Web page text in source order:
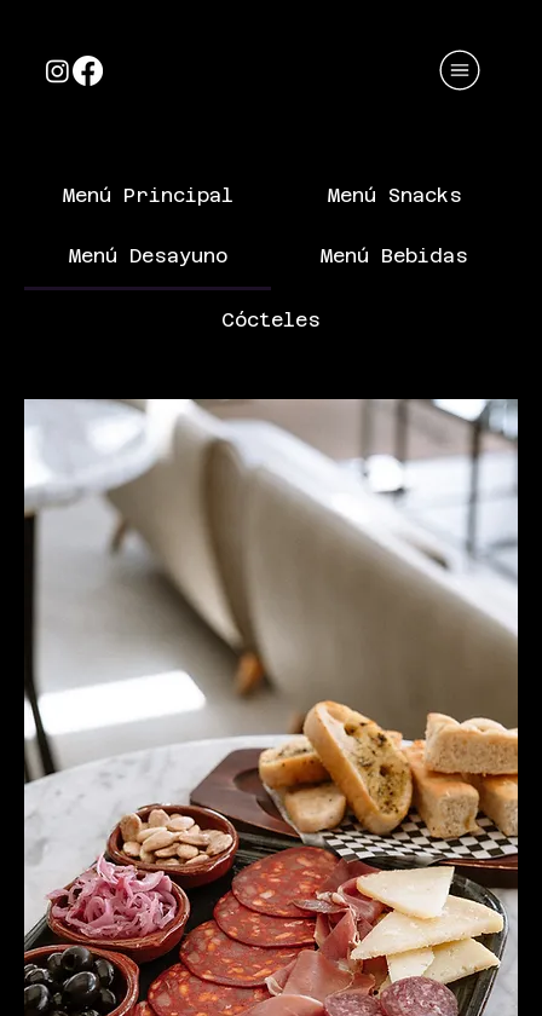
Menú Principal Menú Snacks
Menú Desayuno Menú Bebidas
Cócteles